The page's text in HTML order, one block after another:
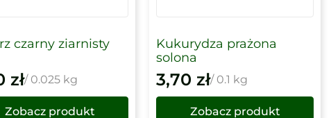
czarny ziarnisty
zł/ 0.025 kg
Zobacz produkt
Kukurydza prażona
solona
3,70zł/ 0.1 kg
Zobacz produkt